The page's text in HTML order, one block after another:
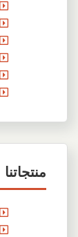
منتجاتنا